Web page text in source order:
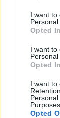
I want to
Personal
Opted In
I want to
Personal
Opted In
I want to
Opted